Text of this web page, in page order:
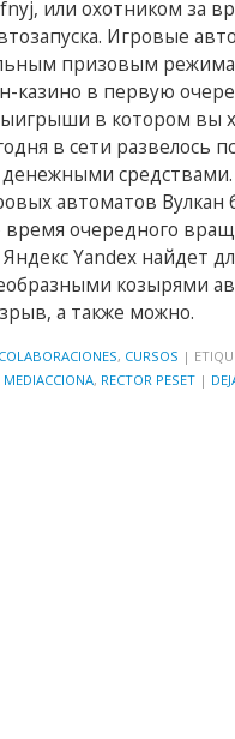
или охотником за
Игровые
призовым
казино в первую
в котором вы
в сети развелось
автоматов Вулкан
очередного
Yandex найдет
козырями
а также можно.
COLABORACIONES, CURSOS |
MEDIACCIONA, RECTOR PESET |